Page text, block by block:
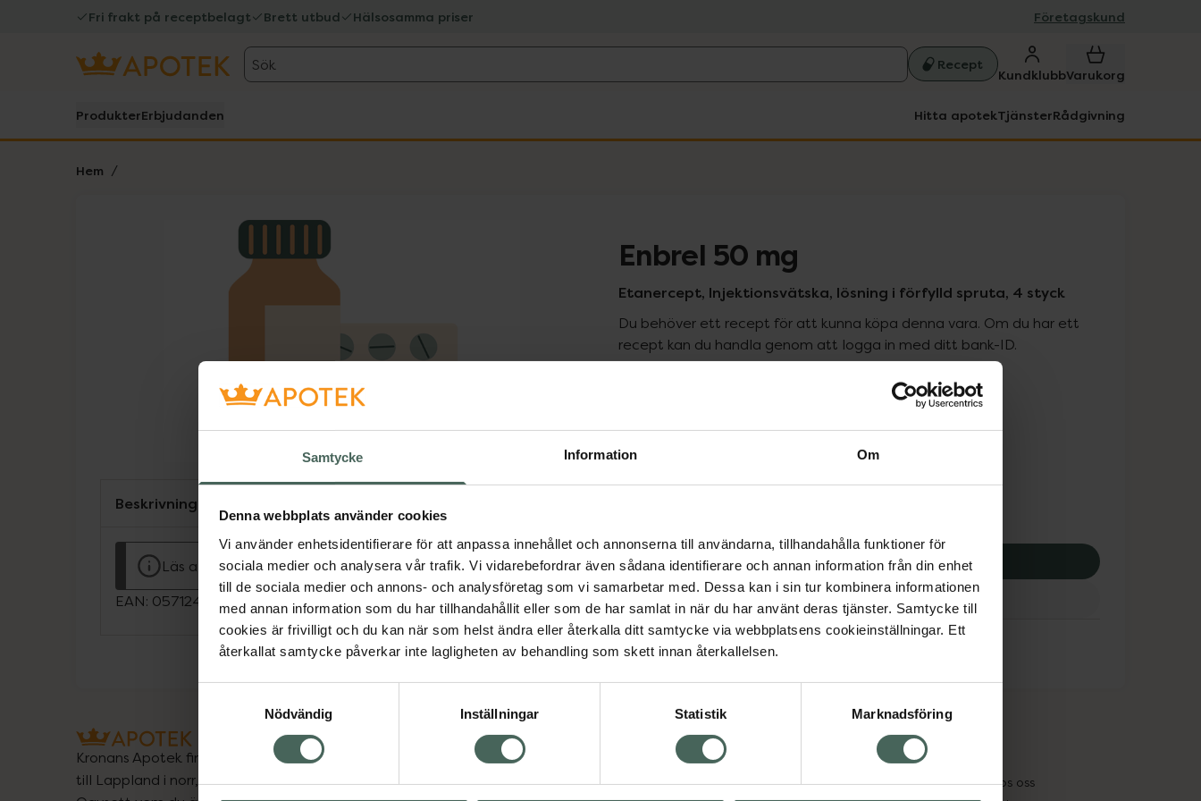
Samtycke Information Om
Denna webbplats använder cookies
Vi använder enhetsidentifierare för att anpassa innehållet och annonserna till användarna, tillhandahålla funktioner för
sociala medier och analysera vår trafik. Vi vidarebefordrar även sådana identifierare och annan information från din enhet
till de sociala medier och annons- och analysföretag som vi samarbetar med. Dessa kan i sin tur kombinera informationen
med annan information som du har tillhandahållit eller som de har samlat in när du har använt deras tjänster. Samtycke till
cookies är frivilligt och du kan när som helst ändra eller återkalla ditt samtycke via webbplatsens cookieinställningar. Ett
återkallat samtycke påverkar inte lagligheten av behandling som skett innan återkallelsen.
Nödvändig
Inställningar Statistik Marknadsföring
Fri frakt på receptbelagt Brett utbud Hälsosamma priser Företagskund
Sök Recept
KundklubbVarukorg
ProdukterErbjudanden Hitta apotekTjänsterRådgivning
Hem
Lista: . Innehåller 1 objekt. Enbrel 50 mg
Etanercept, Injektionsvätska, lösning i förfylld spruta, 4 styck
Du behöver ett recept för att kunna köpa denna vara. Om du har ett
recept kan du handla genom att logga in med ditt bank-ID.
Pris med recept
2344,25 kr
Köp via ditt recept
Aktuella erbjudanden
Beskrivning
Läs alltid bipacksedeln innan användning.
EAN: 05712440003248
Kronans Apotek finns här för dig. Du hittar oss från Skåne i syd
till Lappland i norr, och online i mobilen och på datorn.
Vanliga frågor
Om recept och läkemedel
Högkostnadsskyddet
Jobba hos oss